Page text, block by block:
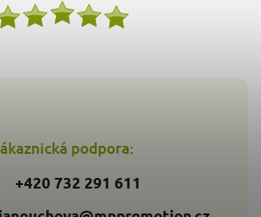
podpora:
+420 732 291 611